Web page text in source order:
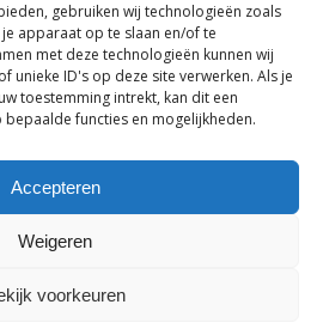
gebruiken wij technologieën zoals
apparaat op te slaan en/of te
met deze technologieën kunnen wij
unieke ID's op deze site verwerken. Als je
toestemming intrekt, kan dit een
functies en mogelijkheden.
Accepteren
Weigeren
voorkeuren